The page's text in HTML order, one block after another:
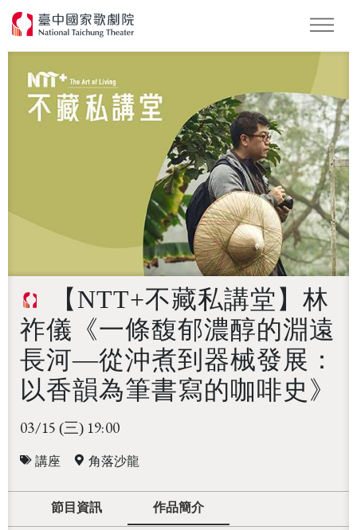
【NTT+不藏私講堂】林
祚儀《一條馥郁濃醇的淵遠
長河—從沖煮到器械發展：
以香韻為筆書寫的咖啡史》
03/15 (三) 19:00
講座 角落沙龍
節目資訊 作品簡介
Podcast